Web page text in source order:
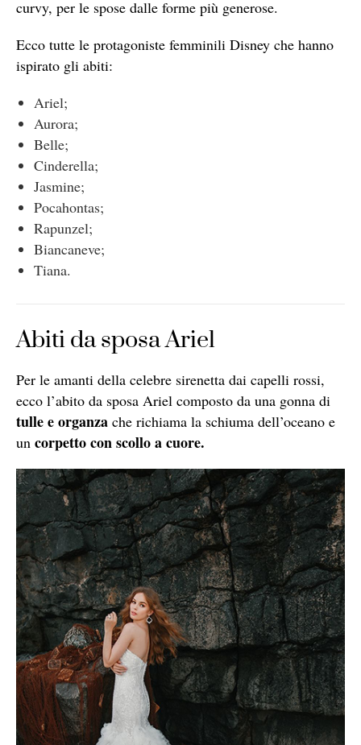
curvy, per le spose dalle forme più generose.
Ecco tutte le protagoniste femminili Disney che hanno
ispirato gli abiti:
Ariel;
Aurora;
Belle;
Cinderella;
Jasmine;
Pocahontas;
Rapunzel;
Biancaneve;
Tiana.
Abiti da sposa Ariel
Per le amanti della celebre sirenetta dai capelli rossi,
ecco l’abito da sposa Ariel composto da una gonna di
tulle e organza che richiama la schiuma dell’oceano e
un corpetto con scollo a cuore.